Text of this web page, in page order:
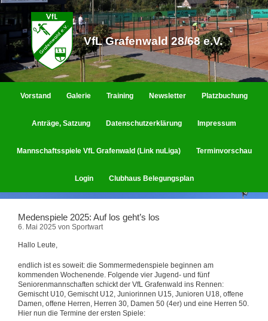
Zum
springen
VfL Grafenwald 28/68 e.V.
Vorstand Galerie Training Newsletter Platzbuchung
Anträge, Satzung Datenschutzerklärung Impressum
Mannschaftsspiele VfL Grafenwald (Link nuLiga) Terminvorschau
Login Clubhaus Belegungsplan
Medenspiele 2025: Auf los geht’s los
6. Mai 2025 von Sportwart
Hallo Leute,
endlich ist es soweit: die Sommermedenspiele beginnen am
kommenden Wochenende. Folgende vier Jugend- und fünf
Seniorenmannschaften schickt der VfL Grafenwald ins Rennen:
Gemischt U10, Gemischt U12, Juniorinnen U15, Junioren U18, offene
Damen, offene Herren, Herren 30, Damen 50 (4er) und eine Herren 50.
Hier nun die Termine der ersten Spiele: